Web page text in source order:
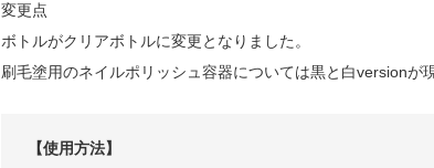
変更点
ボトルがクリアボトルに変更となりました。
刷毛塗用のネイルポリッシュ容器については黒と白versionが
【使用方法】